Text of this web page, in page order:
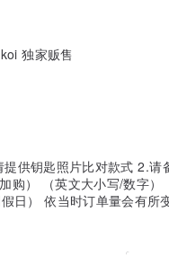
选
可能略有色差，色彩敏
色。
排程制作
独家贩售
供钥匙照片比对款式 2.请
购） （英文大小写/数字
日） 依当时订单量会有所